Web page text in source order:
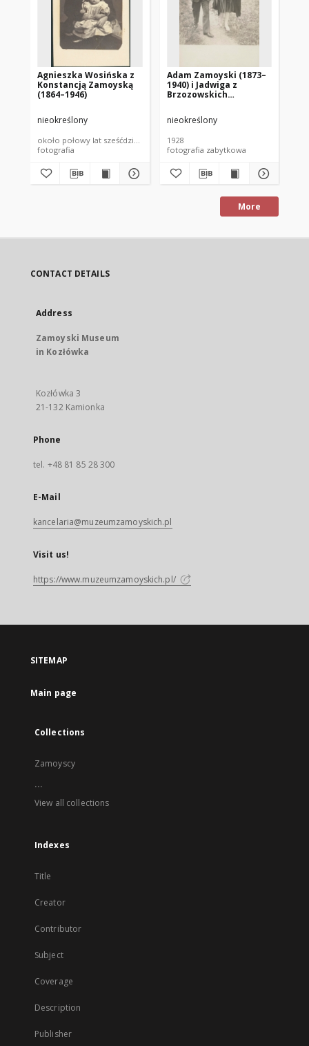
Agnieszka Wosińska z
Konstancją Zamoyską
(1864–1946)
nieokreślony
około połowy lat sześćdziesiątych XIX wieku
fotografia
Adam Zamoyski (1873–
1940) i Jadwiga z
Brzozowskich
Zamoyska (1908–1998)
nieokreślony
1928
fotografia zabytkowa
More
CONTACT DETAILS
Address
Zamoyski Museum
in Kozłówka
Kozłówka 3
21-132 Kamionka
Phone
tel. +48 81 85 28 300
E-Mail
kancelaria@muzeumzamoyskich.pl
Visit us!
https://www.muzeumzamoyskich.pl/
SITEMAP
Main page
Collections
Zamoyscy
...
View all collections
Indexes
Title
Creator
Contributor
Subject
Coverage
Description
Publisher